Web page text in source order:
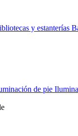
y estanterías
de pie